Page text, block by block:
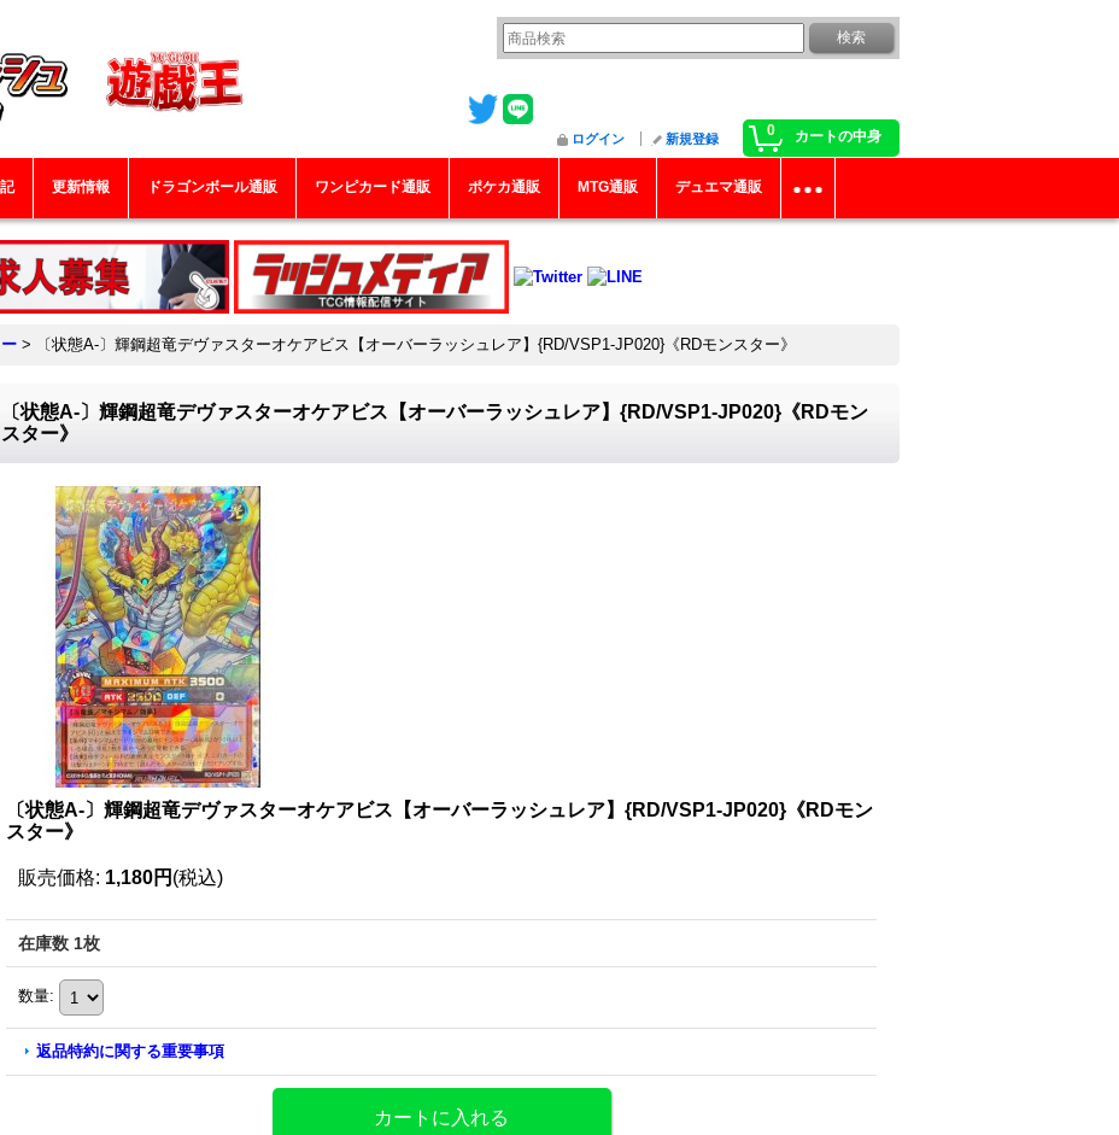
0 カートの中身
ログイン 新規登録
更新情報 ドラゴンボール通販 ワンピカード通販 ポケカ通販 MTG通販 デュエマ通販
> 〔状態A-〕輝鋼超竜デヴァスターオケアビス【オーバーラッシュレア】{RD/VSP1-JP020}《RDモンスター》
〔状態A-〕輝鋼超竜デヴァスターオケアビス【オーバーラッシュレア】{RD/VSP1-JP020}《RDモン
スター》
〔状態A-〕輝鋼超竜デヴァスターオケアビス【オーバーラッシュレア】{RD/VSP1-JP020}《RDモン
スター》
販売価格: 1,180円 (税込)
在庫数 1枚
数量:
返品特約に関する重要事項